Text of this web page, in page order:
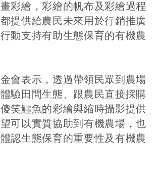
鐵道立體化
工作計畫及經費預算
彩繪，彩繪的帆布及彩繪過程
提供給農民未來用於行銷推廣
動支持有助生態保育的有機農
會表示，透過帶領民眾到農場
驗田間生態、跟農民直接採購
笑鱷魚的彩繪與縮時攝影提供
可以實質協助到有機農場，也
認生態保育的重要性及有機農